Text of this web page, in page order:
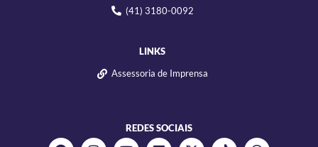
(41) 3180-0092
LINKS
Assessoria de Imprensa
REDES SOCIAIS